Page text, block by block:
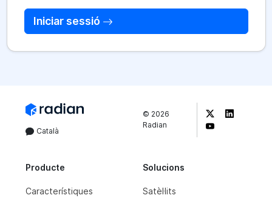
Iniciar sessió
Català
© 2026
Radian
Producte
Característiques
Solucions
Satèl·lits